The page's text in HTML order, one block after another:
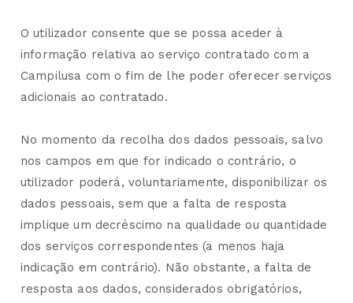
O utilizador consente que se possa aceder à
informação relativa ao serviço contratado com a
Campilusa com o fim de lhe poder oferecer serviços
adicionais ao contratado.
No momento da recolha dos dados pessoais, salvo
nos campos em que for indicado o contrário, o
utilizador poderá, voluntariamente, disponibilizar os
dados pessoais, sem que a falta de resposta
implique um decréscimo na qualidade ou quantidade
dos serviços correspondentes (a menos haja
indicação em contrário). Não obstante, a falta de
resposta aos dados, considerados obrigatórios,